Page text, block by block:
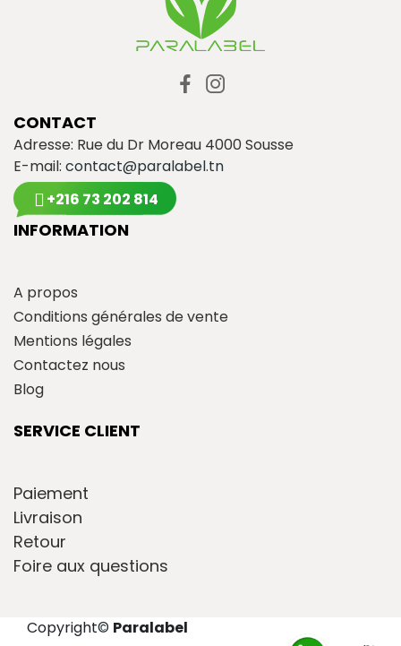
CONTACT
Adresse: Rue du Dr Moreau 4000 Sousse
E-mail: contact@paralabel.tn
+216 73 202 814
INFORMATION
A propos
Conditions générales de vente
Mentions légales
Contactez nous
Blog
SERVICE CLIENT
Paiement
Livraison
Retour
Foire aux questions
Copyright© Paralabel